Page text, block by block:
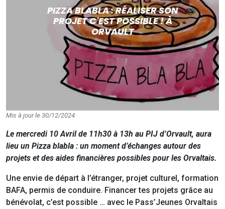
PIZZA BLABLA : RÉALISER SON
PROJET C'EST POSSIBLE ! À
ORVAULT
Mis à jour le 30/12/2024
Le mercredi 10 Avril de 11h30 à 13h au PIJ d’Orvault, aura
lieu un Pizza blabla : un moment d’échanges autour des
projets et des aides financières possibles pour les Orvaltais.
Une envie de départ à l’étranger, projet culturel, formation
BAFA, permis de conduire. Financer tes projets grâce au
bénévolat, c’est possible … avec le Pass’Jeunes Orvaltais